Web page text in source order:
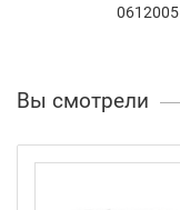
0612005
Вы смотрели